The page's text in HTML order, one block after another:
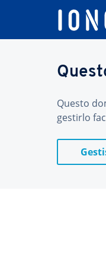
Questo
gestirlo